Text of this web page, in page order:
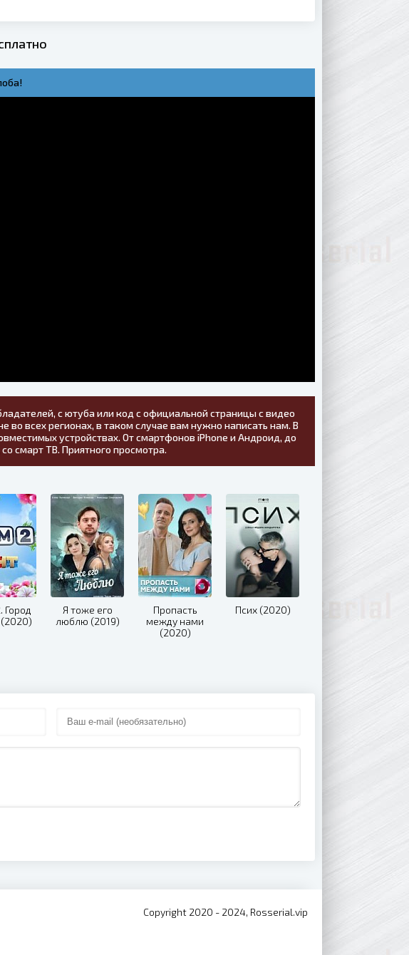
с ютуба или код с официальной страницы с видео
во всех регионах, в таком случае вам нужно написать нам. В
устройствах. От смартфонов iPhone и Андроид, до
смарт ТВ. Приятного просмотра.
Я тоже его
люблю (2019)
Пропасть
между нами
(2020)
Псих (2020)
Copyright 2020 - 2024, Rosserial.vip